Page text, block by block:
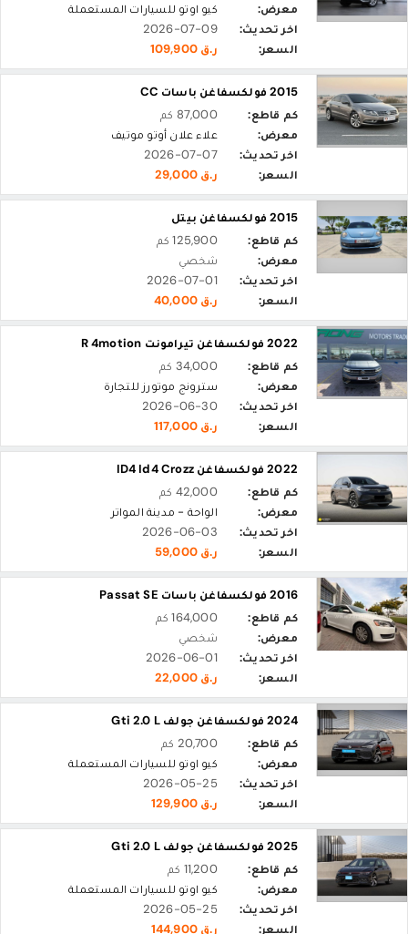
معرض:
كيو اوتو للسيارات المستعملة
اخر تحديث:
2026-07-09
السعر:
ر.ق 109,900
2015 فولكسفاغن باسات CC
كم قاطع:
87,000 كم
معرض:
علاء علان أوتو موتيف
اخر تحديث:
2026-07-07
السعر:
ر.ق 29,000
2015 فولكسفاغن بيتل
كم قاطع:
125,900 كم
معرض:
شخصي
اخر تحديث:
2026-07-01
السعر:
ر.ق 40,000
2022 فولكسفاغن تيرامونت R 4motion
كم قاطع:
34,000 كم
معرض:
سترونج موتورز للتجارة
اخر تحديث:
2026-06-30
السعر:
ر.ق 117,000
2022 فولكسفاغن ID4 Id4 Crozz
كم قاطع:
42,000 كم
معرض:
الواحة - مدينة المواتر
اخر تحديث:
2026-06-03
السعر:
ر.ق 59,000
2016 فولكسفاغن باسات Passat SE
كم قاطع:
164,000 كم
معرض:
شخصي
اخر تحديث:
2026-06-01
السعر:
ر.ق 22,000
2024 فولكسفاغن جولف Gti 2.0 L
كم قاطع:
20,700 كم
معرض:
كيو اوتو للسيارات المستعملة
اخر تحديث:
2026-05-25
السعر:
ر.ق 129,900
2025 فولكسفاغن جولف Gti 2.0 L
كم قاطع:
11,200 كم
معرض:
كيو اوتو للسيارات المستعملة
اخر تحديث:
2026-05-25
السعر:
ر.ق 144,900